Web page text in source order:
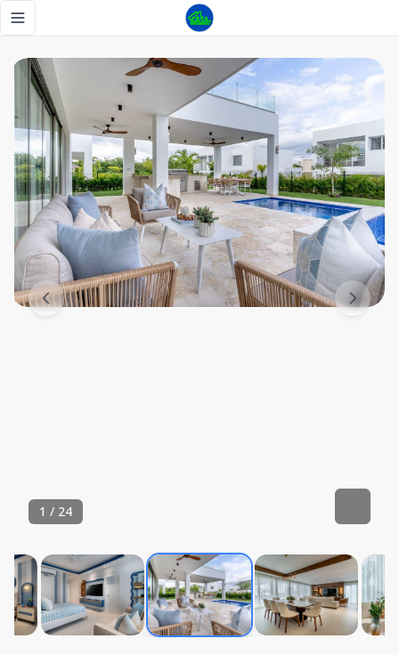
Toggle navigation menu
1 / 24
VILLA DE LUJO EN PLAYA NUEVA ROMANA, PISCINA